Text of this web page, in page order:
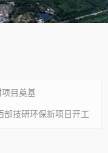
目奠基
部技研环保新项目开工